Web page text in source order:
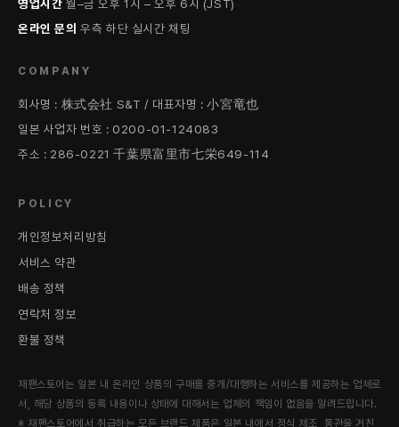
영업시간 월–금 오후 1시 – 오후 6시 (JST)
온라인 문의 우측 하단 실시간 채팅
COMPANY
회사명 : 株式会社 S&T / 대표자명 : 小宮竜也
일본 사업자 번호 : 0200-01-124083
주소 : 286-0221 千葉県富里市七栄649-114
POLICY
개인정보처리방침
서비스 약관
배송 정책
연락처 정보
환불 정책
재팬스토어는 일본 내 온라인 상품의 구매를 중개/대행하는 서비스를 제공하는 업체로
서, 해당 상품의 등록 내용이나 상태에 대해서는 업체의 책임이 없음을 알려드립니다.
※ 재팬스토어에서 취급하는 모든 브랜드 제품은 일본 내에서 정식 제조, 통관을 거친